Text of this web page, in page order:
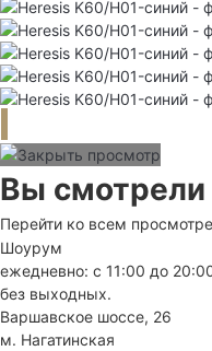
Вы смотрели
Перейти ко всем
Шоурум
ежедневно: с 11:00 до
без выходных.
Варшавское шоссе, 26
м. Нагатинская